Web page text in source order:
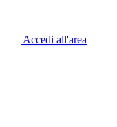
Accedi all'area